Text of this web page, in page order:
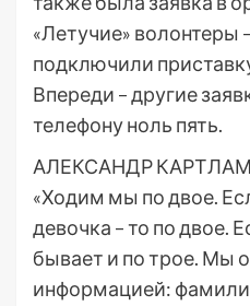
«Летучие» волонтеры
подключили
Впереди – другие
телефону ноль пять.
АЛЕКСАНДР
«Ходим мы по двое.
девочка – то по двое.
бывает и по трое. Мы
информацией: